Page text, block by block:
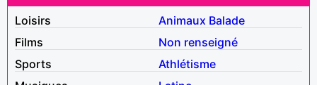
Loisirs
Animaux Balade
Films
Non renseigné
Sports
Athlétisme